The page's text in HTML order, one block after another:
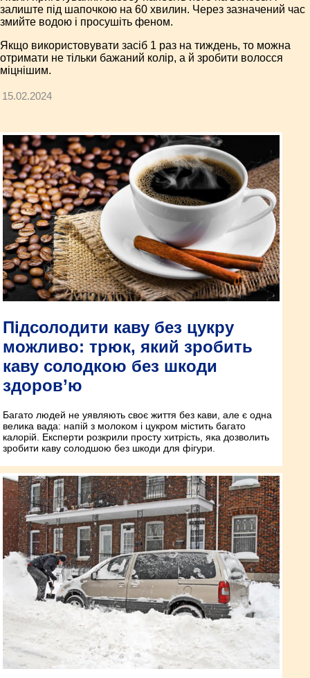
залиште під шапочкою на 60 хвилин. Через зазначений час
змийте водою і просушіть феном.
Якщо використовувати засіб 1 раз на тиждень, то можна
отримати не тільки бажаний колір, а й зробити волосся
міцнішим.
15.02.2024
Підсолодити каву без цукру
можливо: трюк, який зробить
каву солодкою без шкоди
здоров’ю
Багато людей не уявляють своє життя без кави, але є одна
велика вада: напій з молоком і цукром містить багато
калорій. Експерти розкрили просту хитрість, яка дозволить
зробити каву солодшою без шкоди для фігури.